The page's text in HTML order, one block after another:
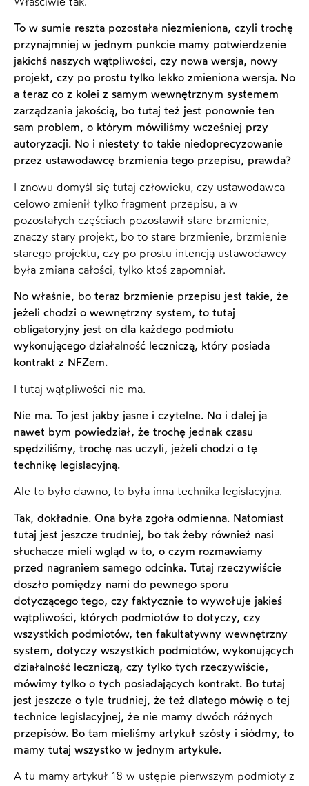
To w sumie reszta pozostała niezmieniona, czyli trochę
przynajmniej w jednym punkcie mamy potwierdzenie
jakichś naszych wątpliwości, czy nowa wersja, nowy
projekt, czy po prostu tylko lekko zmieniona wersja. No
a teraz co z kolei z samym wewnętrznym systemem
zarządzania jakością, bo tutaj też jest ponownie ten
sam problem, o którym mówiliśmy wcześniej przy
autoryzacji. No i niestety to takie niedoprecyzowanie
przez ustawodawcę brzmienia tego przepisu, prawda?
I znowu domyśl się tutaj człowieku, czy ustawodawca
celowo zmienił tylko fragment przepisu, a w
pozostałych częściach pozostawił stare brzmienie,
znaczy stary projekt, bo to stare brzmienie, brzmienie
starego projektu, czy po prostu intencją ustawodawcy
była zmiana całości, tylko ktoś zapomniał.
No właśnie, bo teraz brzmienie przepisu jest takie, że
jeżeli chodzi o wewnętrzny system, to tutaj
obligatoryjny jest on dla każdego podmiotu
wykonującego działalność leczniczą, który posiada
kontrakt z NFZem.
I tutaj wątpliwości nie ma.
Nie ma. To jest jakby jasne i czytelne. No i dalej ja
nawet bym powiedział, że trochę jednak czasu
spędziliśmy, trochę nas uczyli, jeżeli chodzi o tę
technikę legislacyjną.
Ale to było dawno, to była inna technika legislacyjna.
Tak, dokładnie. Ona była zgoła odmienna. Natomiast
tutaj jest jeszcze trudniej, bo tak żeby również nasi
słuchacze mieli wgląd w to, o czym rozmawiamy
przed nagraniem samego odcinka. Tutaj rzeczywiście
doszło pomiędzy nami do pewnego sporu
dotyczącego tego, czy faktycznie to wywołuje jakieś
wątpliwości, których podmiotów to dotyczy, czy
wszystkich podmiotów, ten fakultatywny wewnętrzny
system, dotyczy wszystkich podmiotów, wykonujących
działalność leczniczą, czy tylko tych rzeczywiście,
mówimy tylko o tych posiadających kontrakt. Bo tutaj
jest jeszcze o tyle trudniej, że też dlatego mówię o tej
technice legislacyjnej, że nie mamy dwóch różnych
przepisów. Bo tam mieliśmy artykuł szósty i siódmy, to
mamy tutaj wszystko w jednym artykule.
A tu mamy artykuł 18 w ustępie pierwszym podmioty z